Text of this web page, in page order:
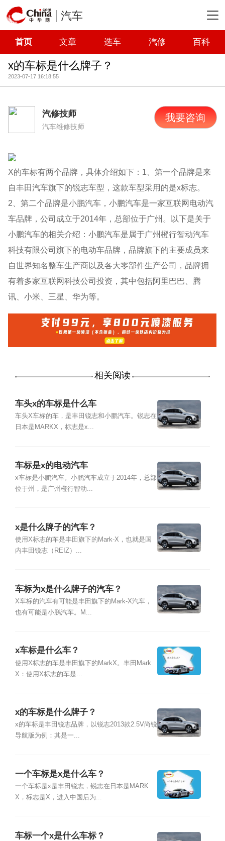
汽车
首页 文章 选车 汽修 百科
x的车标是什么牌子？
2023-07-17 16:18:55
汽修技师
汽车维修技师
我要咨询
X的车标有两个品牌，具体介绍如下：1、第一个品牌是来
自丰田汽车旗下的锐志车型，这款车型采用的是x标志。
2、第二个品牌是小鹏汽车，小鹏汽车是一家互联网电动汽
车品牌，公司成立于2014年，总部位于广州。以下是关于
小鹏汽车的相关介绍：小鹏汽车是属于广州橙行智动汽车
科技有限公司旗下的电动车品牌，品牌旗下的主要成员来
自世界知名整车生产商以及各大零部件生产公司，品牌拥
有着多家互联网科技公司投资，其中包括阿里巴巴、腾
讯、小米、三星、华为等。
相关阅读
车头x的车标是什么车
车头X车标的车，是丰田锐志和小鹏汽车。锐志在
日本是MARKX，标志是x...
车标是x的电动汽车
x车标是小鹏汽车。小鹏汽车成立于2014年，总部
位于州，是广州橙行智动...
x是什么牌子的汽车？
使用X标志的车是丰田旗下的Mark-X，也就是国
内丰田锐志（REIZ）...
车标为x是什么牌子的汽车？
X车标的汽车有可能是丰田旗下的Mark-X汽车，
也有可能是小鹏汽车。M...
x车标是什么车？
使用X标志的车是丰田旗下的MarkX。丰田Mark
X：使用X标志的车是...
x的车标是什么牌子？
x的车标是丰田锐志品牌，以锐志2013款2.5V尚锐
导航版为例：其是一...
一个车标是x是什么车？
一个车标是x是丰田锐志，锐志在日本是MARK
X，标志是X，进入中国后为...
车标一个x是什么车标？